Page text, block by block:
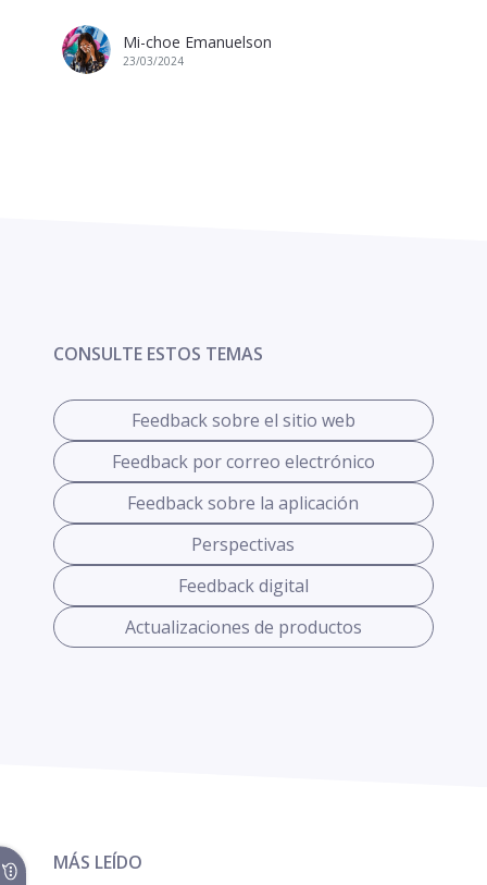
Mi-choe Emanuelson
23/03/2024
CONSULTE ESTOS TEMAS
Feedback sobre el sitio web
Feedback por correo electrónico
Feedback sobre la aplicación
Perspectivas
Feedback digital
Actualizaciones de productos
MÁS LEÍDO